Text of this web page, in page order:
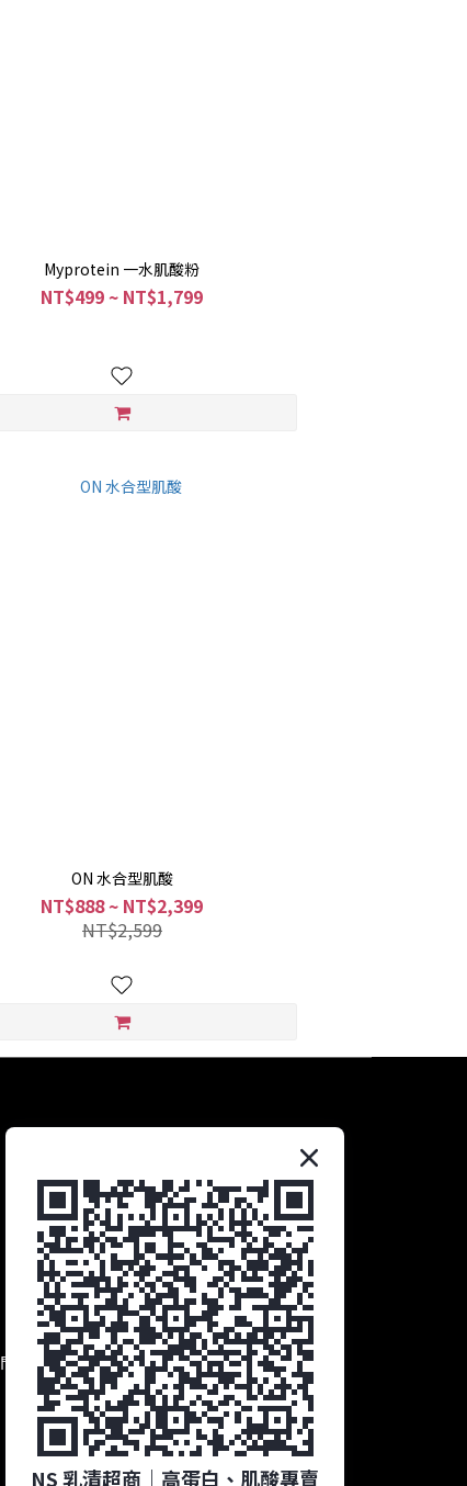
Myprotein 一水肌酸粉
NT$499 ~ NT$1,799
ON 水合型肌酸
NT$888 ~ NT$2,399
NT$2,599
統編：90685221
抬頭：學生營養股份有限公司
電話：0965-384-856
時間：11:00 ～ 19:00
電郵：service@nsmuscle.com
門市地址：高雄市楠梓區藍昌路369-2號
NS 乳清超商｜高蛋白、肌酸專賣